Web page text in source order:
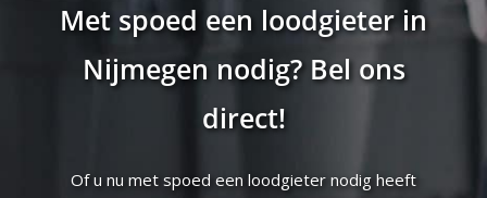
Met spoed een loodgieter in
Nijmegen nodig? Bel ons
direct!
Of u nu met spoed een loodgieter nodig heeft